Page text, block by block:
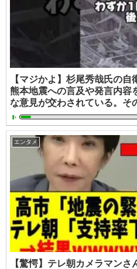
【マジかよ】杉尾秀哉氏の自
熊本地震への言及や発言内容
な意見が交わされている。そ
エンタメ
【驚愕】テレ朝カメラマン